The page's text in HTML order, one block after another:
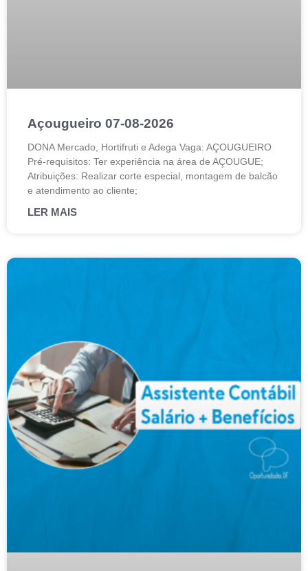
Açougueiro 07-08-2026
DONA Mercado, Hortifruti e Adega Vaga: AÇOUGUEIRO
Pré-requisitos: Ter experiência na área de AÇOUGUE;
Atribuições: Realizar corte especial, montagem de balcão
e atendimento ao cliente;
LER MAIS